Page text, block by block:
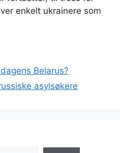
enkelt ukrainere som
Belarus?
asylsøkere